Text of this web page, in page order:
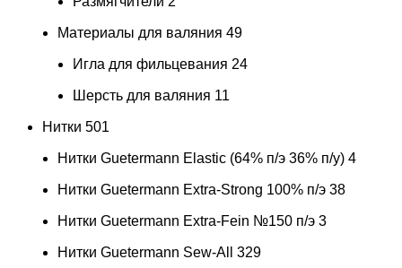
Материалы для валяния 49
Игла для фильцевания 24
Шерсть для валяния 11
Нитки 501
Нитки Guetermann Elastic (64% п/э 36% п/у) 4
Нитки Guetermann Extra-Strong 100% п/э 38
Нитки Guetermann Extra-Fein №150 п/э 3
Нитки Guetermann Sew-All 329